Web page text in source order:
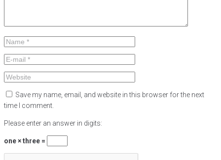
Save my name, email, and website in this browser for the next
time I comment.
Please enter an answer in digits:
one × three =